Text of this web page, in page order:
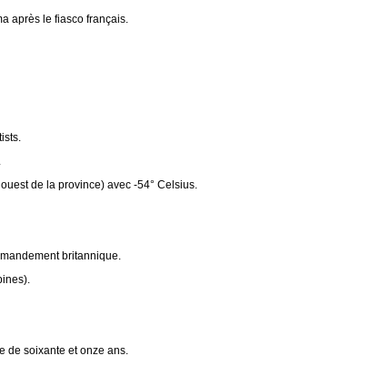
après le fiasco français.
de la province) avec -54° Celsius.
britannique.
de soixante et onze ans.